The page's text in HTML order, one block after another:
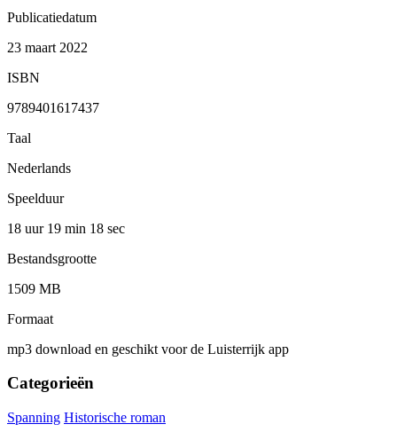
Publicatiedatum
23 maart 2022
ISBN
9789401617437
Taal
Nederlands
Speelduur
18 uur 19 min 18 sec
Bestandsgrootte
1509 MB
Formaat
mp3 download en geschikt voor de Luisterrijk app
Categorieën
Spanning Historische roman